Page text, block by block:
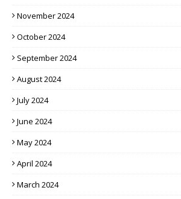
November 2024
October 2024
September 2024
August 2024
July 2024
June 2024
May 2024
April 2024
March 2024